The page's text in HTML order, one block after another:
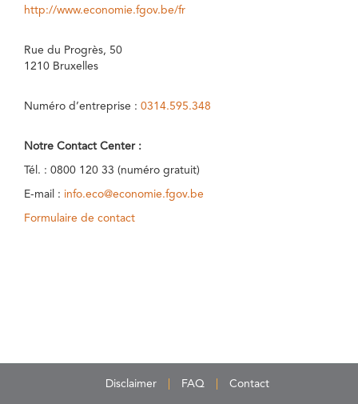
http://www.economie.fgov.be/fr
Rue du Progrès, 50
1210 Bruxelles
Numéro d’entreprise : 0314.595.348
Notre Contact Center :
Tél. : 0800 120 33 (numéro gratuit)
E-mail : info.eco@economie.fgov.be
Formulaire de contact
Disclaimer FAQ Contact